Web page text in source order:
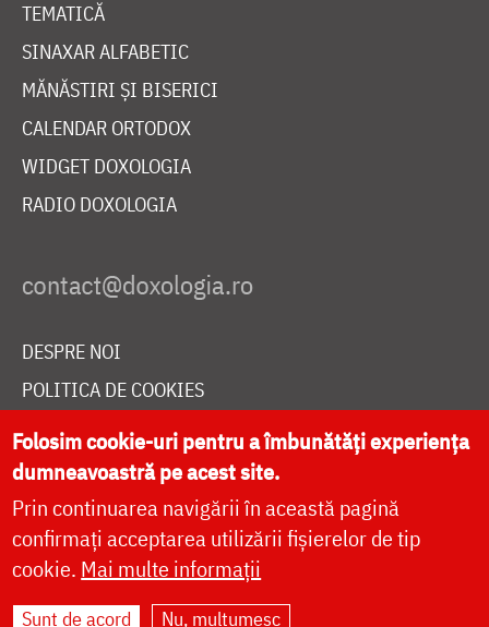
TEMATICĂ
SINAXAR ALFABETIC
MĂNĂSTIRI ȘI BISERICI
CALENDAR ORTODOX
WIDGET DOXOLOGIA
RADIO DOXOLOGIA
DESPRE NOI
POLITICA DE COOKIES
DONEAZĂ ONLINE PENTRU CATEDRALA NAȚIONALĂ
LIVE
Site dezvoltat deDOXOLOGIA MEDIA
Folosim cookie-uri pentru a îmbunătăți experiența
dumneavoastră pe acest site.
Prin continuarea navigării în această pagină
confirmați acceptarea utilizării fișierelor de tip
cookie. Mai multe informații
Sunt de acord Nu, mulțumesc